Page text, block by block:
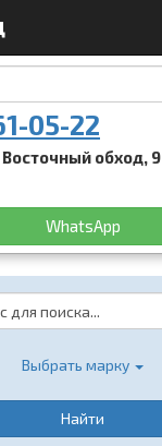
05-22
обход, 9
WhatsApp
Выбрать марку
Найти